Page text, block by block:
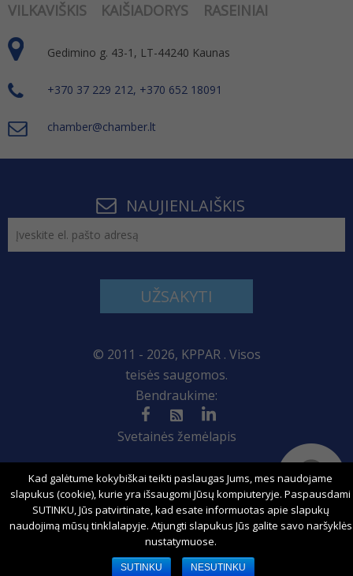
VILKAVIŠKIS
KAIŠIADORYS RASEINIAI
Gedimino g. 43-1, LT-44240 Kaunas
+370 37 229 212, +370 652 18091
chamber@chamber.lt
NAUJIENLAIŠKIS
UŽSAKYTI
© 2011 - 2026, KPPAR . Visos
teisės saugomos.
Bendraukime:
Svetainės žemėlapis
Sprendimas:
Kad galėtume kokybiškai teikti paslaugas Jums, mes naudojame
slapukus (cookie), kurie yra išsaugomi Jūsų kompiuteryje. Paspausdami
SUTINKU, Jūs patvirtinate, kad esate informuotas apie slapukų
naudojimą mūsų tinklalapyje. Atjungti slapukus Jūs galite savo naršyklės
nustatymuose.
SUTINKU NESUTINKU